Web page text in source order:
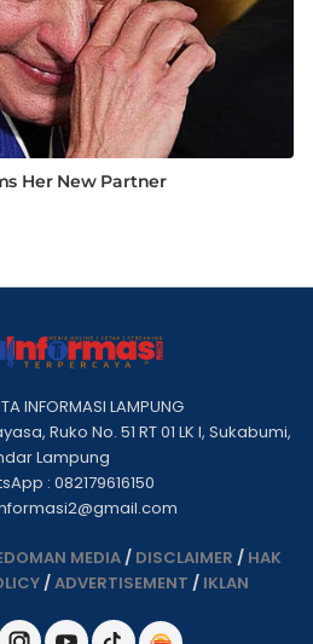
INFORMASI LAMPUNG
Ruko No. 51 RT 01 LK I, Sukabumi,
Lampung
: 082179616150
MEDIA/ DISCLAIMER / HAK
/ADVERTISEMENT / IKLAN